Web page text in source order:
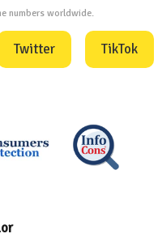
numbers worldwide.
Twitter TikTok